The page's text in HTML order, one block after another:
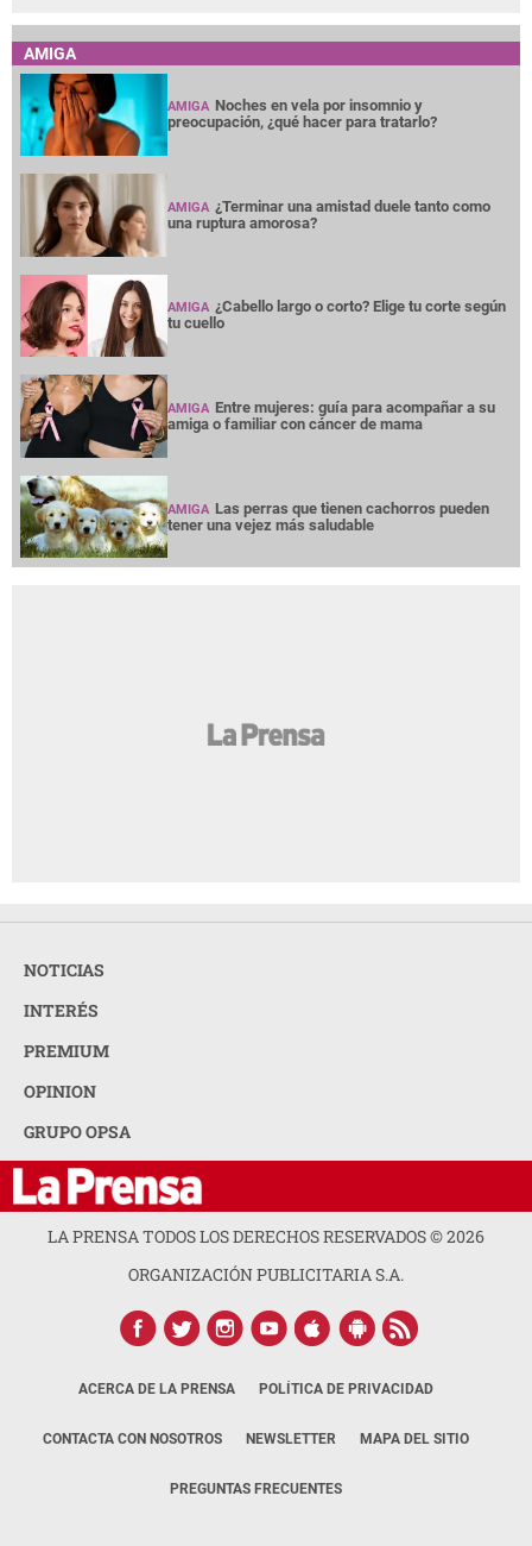
AMIGA
AMIGA Noches en vela por insomnio y
preocupación, ¿qué hacer para tratarlo?
AMIGA ¿Terminar una amistad duele tanto como
una ruptura amorosa?
AMIGA ¿Cabello largo o corto? Elige tu corte según
tu cuello
AMIGA Entre mujeres: guía para acompañar a su
amiga o familiar con cáncer de mama
AMIGA Las perras que tienen cachorros pueden
tener una vejez más saludable
NOTICIAS
INTERÉS
PREMIUM
OPINION
GRUPO OPSA
LA PRENSA TODOS LOS DERECHOS RESERVADOS ©2026
ORGANIZACIÓN PUBLICITARIA S.A.
ACERCA DE LA PRENSA POLÍTICA DE PRIVACIDAD
CONTACTA CON NOSOTROS NEWSLETTER MAPA DEL SITIO
PREGUNTAS FRECUENTES